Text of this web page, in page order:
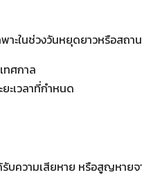
าะในช่วงวันหยุดยาวหรือส
ทศกาล
ะเวลาที่กำหนด
บความเสียหาย หรือสูญหายจ